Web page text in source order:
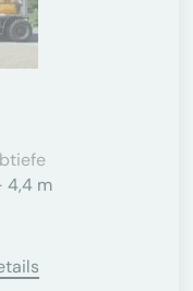
4,4 m